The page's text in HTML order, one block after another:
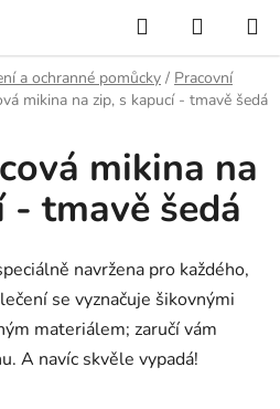
Hledat
KOŠÍK
a ochranné pomůcky / Pracovní
mikina na zip, s kapucí - tmavě šedá
mikina na
- tmavě šedá
navržena pro každého,
se vyznačuje šikovnými
materiálem; zaručí vám
A navíc skvěle vypadá!